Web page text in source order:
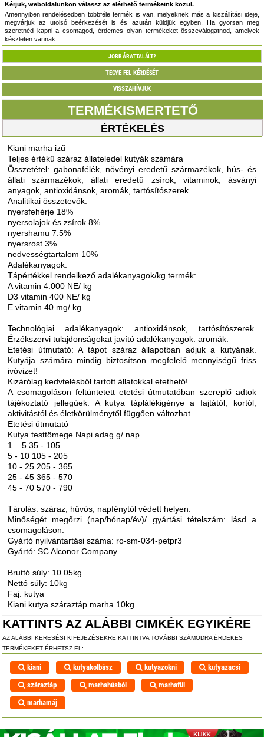
Kérjük, weboldalunkon válassz az elérhetõ termékeink közül.
Amennyiben rendelésedben többféle termék is van, melyeknek más a kiszállítási ideje,
megvárjuk az utolsó beérkezését is és azután küldjük egyben. Ha gyorsan meg
szeretnéd kapni a csomagod, érdemes olyan termékeket összeválogatnod, amelyek
készleten vannak.
JOBB ÁRAT TALÁLT?
TEGYE FEL KÉRDÉSÉT
VISSZAHÍVJUK
TERMÉKISMERTETŐ
ÉRTÉKELÉS
Kiani marha izű
Teljes értékű száraz állateledel kutyák számára
Összetétel: gabonafélék, növényi eredetű származékok, hús- és
állati származékok, állati eredetű zsírok, vitaminok, ásványi
anyagok, antioxidánsok, aromák, tartósítószerek.
Analitikai összetevők:
nyersfehérje 18%
nyersolajok és zsírok 8%
nyershamu 7.5%
nyersrost 3%
nedvességtartalom 10%
Adalékanyagok:
Tápértékkel rendelkező adalékanyagok/kg termék:
A vitamin 4.000 NE/ kg
D3 vitamin 400 NE/ kg
E vitamin 40 mg/ kg
Technológiai adalékanyagok: antioxidánsok, tartósítószerek.
Érzékszervi tulajdonságokat javító adalékanyagok: aromák.
Etetési útmutató: A tápot száraz állapotban adjuk a kutyának.
Kutyája számára mindig biztosítson megfelelő mennyiségű friss
ivóvizet!
Kizárólag kedvtelésből tartott állatokkal etethető!
A csomagoláson feltüntetett etetési útmutatóban szereplő adtok
tájékoztató jellegűek. A kutya táplálékigénye a fajtától, kortól,
aktivitástól és életkörülménytől függően változhat.
Etetési útmutató
Kutya testtömege Napi adag g/ nap
1 – 5 35 - 105
5 - 10 105 - 205
10 - 25 205 - 365
25 - 45 365 - 570
45 - 70 570 - 790
Tárolás: száraz, hűvös, napfénytől védett helyen.
Minőségét megőrzi (nap/hónap/év)/ gyártási tételszám: lásd a
csomagoláson.
Gyártó nyilvántartási száma: ro-sm-034-petpr3
Gyártó: SC Alconor Company....
Bruttó súly: 10.05kg
Nettó súly: 10kg
Faj: kutya
Kiani kutya száraztáp marha 10kg
KATTINTS AZ ALÁBBI CIMKÉK EGYIKÉRE
AZ ALÁBBI KERESÉSI KIFEJEZÉSEKRE KATTINTVA TOVÁBBI SZÁMODRA ÉRDEKES
TERMÉKEKET ÉRHETSZ EL:
kiani kutyakolbász kutyazokni
kutyazacsi
száraztáp
marhahúsból
marhafül
marhamáj